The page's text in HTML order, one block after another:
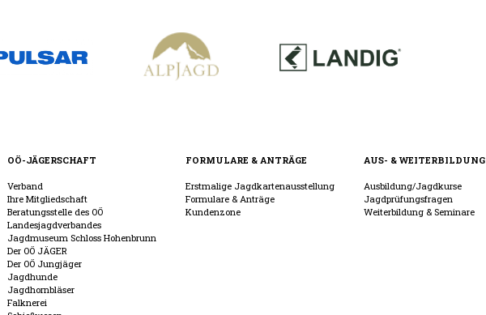
OÖ-JÄGERSCHAFT
Verband
Ihre Mitgliedschaft
Beratungsstelle des OÖ
Landesjagdverbandes
Jagdmuseum Schloss Hohenbrunn
Der OÖ JÄGER
Der OÖ Jungjäger
Jagdhunde
Jagdhornbläser
Falknerei
FORMULARE & ANTRÄGE
Erstmalige Jagdkartenausstellung
Formulare & Anträge
Kundenzone
AUS- & WEITERBILDUNG
Ausbildung/Jagdkurse
Jagdprüfungsfragen
Weiterbildung & Seminare